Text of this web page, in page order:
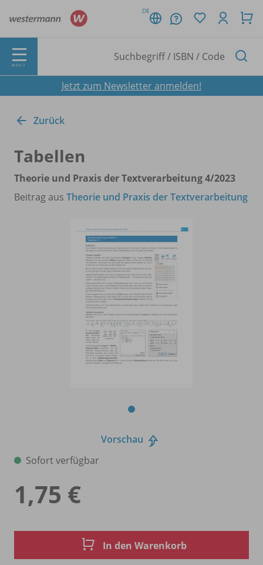
DE
MENÜ
Jetzt zum Newsletter anmelden!
Zurück
Tabellen
Theorie und Praxis der Textverarbeitung 4/2023
Beitrag aus Theorie und Praxis der Textverarbeitung
Vorschau
Sofort verfügbar
1,75 €
In den Warenkorb